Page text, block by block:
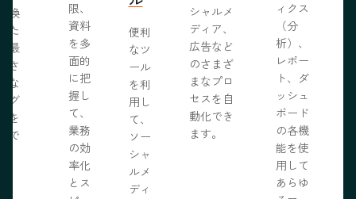
換
た
最
さ
な
グ
を
で
限、
資料
を多
面的
に把
握し
て、
業務
の効
率化
とス
便利
なツ
ール
を利
用し
て、
ソー
シャ
ルメ
ディ
シャルメ
ディア、
広告など
のさまざ
まなプロ
セスを自
動化でき
ます。
ィクス
（分
析）、
レポー
ト、ダ
ッシュ
ボード
の各機
能を使
用して
あらゆ